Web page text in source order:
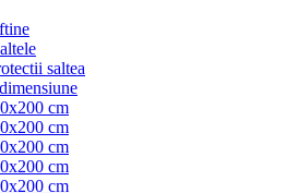
saltea
cm
cm
cm
cm
cm